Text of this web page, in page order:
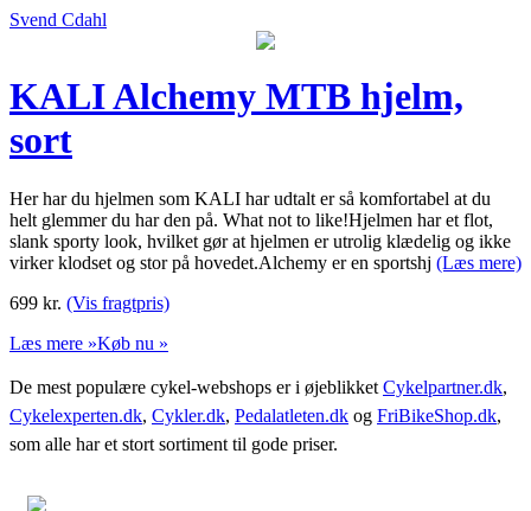
Svend Cdahl
KALI Alchemy MTB hjelm,
sort
Her har du hjelmen som KALI har udtalt er så komfortabel at du
helt glemmer du har den på. What not to like!Hjelmen har et flot,
slank sporty look, hvilket gør at hjelmen er utrolig klædelig og ikke
virker klodset og stor på hovedet.Alchemy er en sportshj (Læs mere)
699 kr. (Vis fragtpris)
Læs mere »Køb nu »
De mest populære cykel-webshops er i øjeblikket Cykelpartner.dk,
Cykelexperten.dk, Cykler.dk, Pedalatleten.dk og FriBikeShop.dk,
som alle har et stort sortiment til gode priser.